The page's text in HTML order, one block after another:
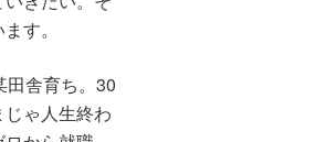
す。
田舎育ち。30
ゃ人生終わ